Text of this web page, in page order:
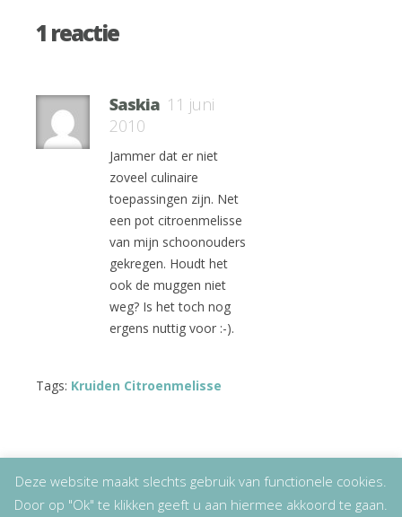
1 reactie
Saskia 11 juni
2010
Jammer dat er niet
zoveel culinaire
toepassingen zijn. Net
een pot citroenmelisse
van mijn schoonouders
gekregen. Houdt het
ook de muggen niet
weg? Is het toch nog
ergens nuttig voor :-).
Tags: Kruiden Citroenmelisse
Copyright© 2026Lizet Kruyff| Disclaimer
Deze website maakt slechts gebruik van functionele cookies.
Door op "Ok" te klikken geeft u aan hiermee akkoord te gaan.